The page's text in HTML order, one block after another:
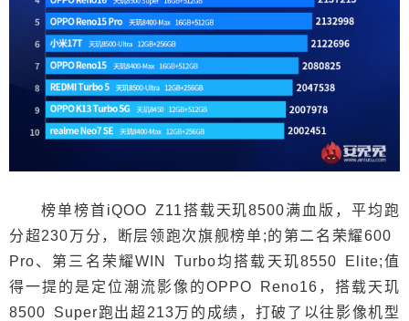
榜单榜首iQOO Z11搭载天玑8500满血版，平均跑
分超230万分，断层领跑次旗舰榜单;的第二名荣耀600
Pro、第三名荣耀WIN Turbo均搭载天玑8550 Elite;值
得一提的是定位潮流影像的OPPO Reno16，搭载天玑
8500 Super跑出超213万的成绩，打破了以往影像机型